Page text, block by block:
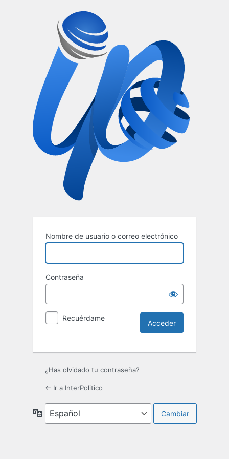
Nombre de usuario o correo electrónico
Contraseña
Recuérdame
¿Has olvidado tu contraseña?
← Ir a InterPolitico
Idioma